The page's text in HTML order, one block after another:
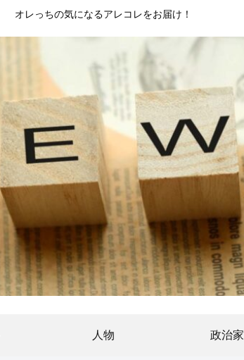
オレっちの気になるアレコレをお届け！
人物 政治家